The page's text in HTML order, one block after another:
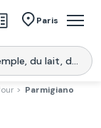
Paris
> Parmigiano